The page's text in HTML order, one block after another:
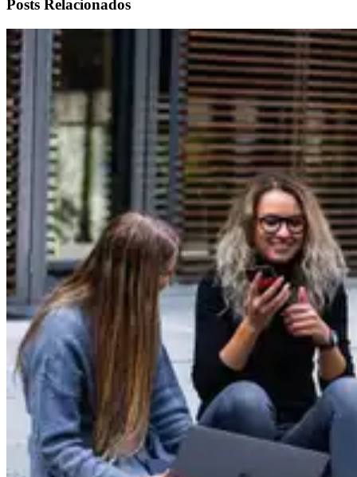
Posts Relacionados